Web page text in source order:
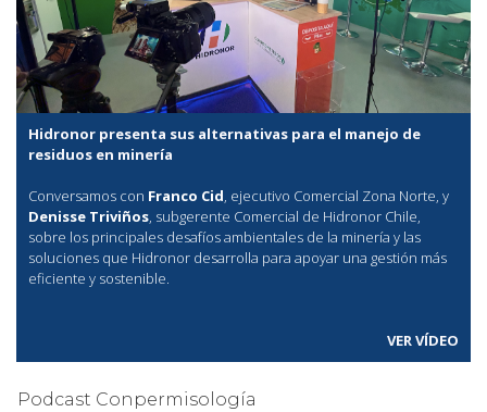
Hidronor presenta sus alternativas para el manejo de
residuos en minería
Conversamos con Franco Cid, ejecutivo Comercial Zona Norte, y
Denisse Triviños, subgerente Comercial de Hidronor Chile,
sobre los principales desafíos ambientales de la minería y las
soluciones que Hidronor desarrolla para apoyar una gestión más
eficiente y sostenible.
VER VÍDEO
Podcast Conpermisología